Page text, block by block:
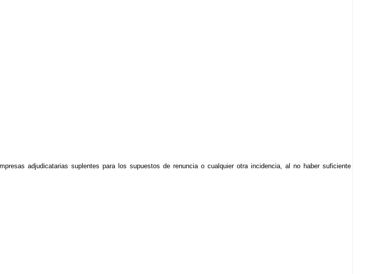
adjudicatarias suplentes para los supuestos de renuncia o cualquier otra incidencia, al no haber suficiente